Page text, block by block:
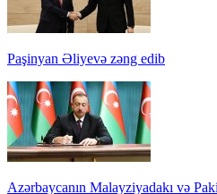
Paşinyan Əliyevə zəng edib
Azərbaycanın Malayziyadakı və